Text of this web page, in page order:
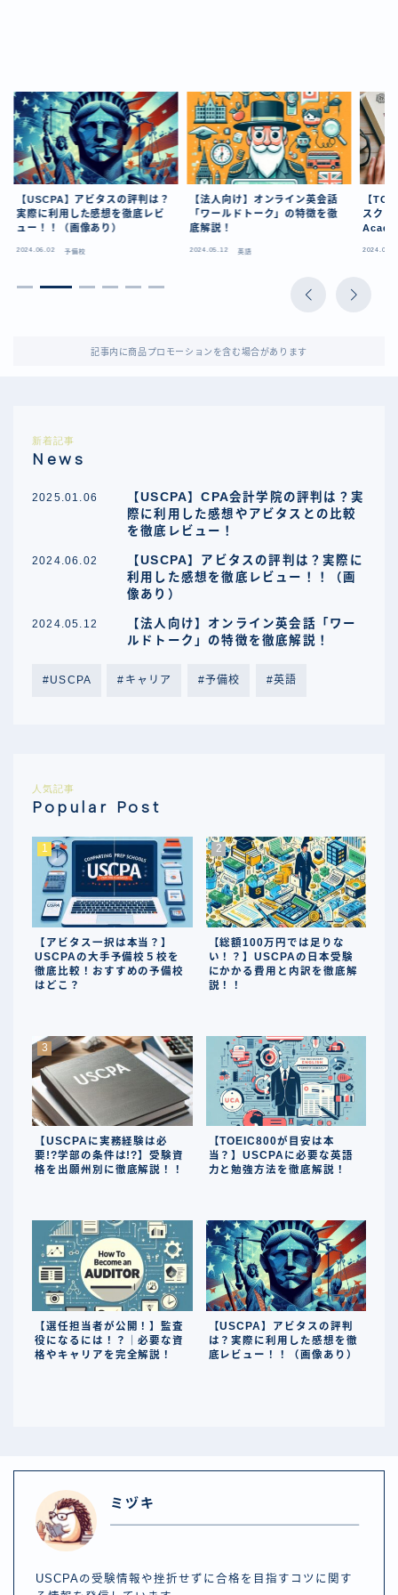
【USCPA】アビタスの評判は？
実際に利用した感想を徹底レビ
ュー！！（画像あり）
2024.06.02 予備校
【法人向け】オンライン英会話
「ワールドトーク」の特徴を徹
底解説！
2024.05.12 英語
【
スク
記事内に商品プロモーションを含む場合があります
新着記事
News
【USCPA】CPA会計学院の評判は？実
際に利用した感想やアビタスとの比較
を徹底レビュー！
2025.01.06
【USCPA】アビタスの評判は？実際に
利用した感想を徹底レビュー！！（画
像あり）
2024.06.02
【法人向け】オンライン英会話「ワー
ルドトーク」の特徴を徹底解説！
2024.05.12
USCPA キャリア 予備校 英語
人気記事
Popular Post
【アビタス一択は本当？】
USCPAの大手予備校５校を
徹底比較！おすすめの予備校
はどこ？
【総額100万円では足りな
い！？】USCPAの日本受験
にかかる費用と内訳を徹底解
説！！
【USCPAに実務経験は必
要!?学部の条件は!?】受験資
格を出願州別に徹底解説！！
【TOEIC800が目安は本
当？】USCPAに必要な英語
力と勉強方法を徹底解説！
【選任担当者が公開！】監査
役になるには！？｜必要な資
格やキャリアを完全解説！
【USCPA】アビタスの評判
は？実際に利用した感想を徹
底レビュー！！（画像あり）
ミヅキ
USCPAの受験情報や挫折せずに合格を目指すコツに関す